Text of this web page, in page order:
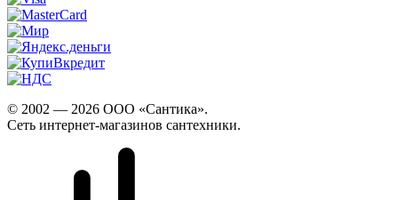
© 2002 — 2026 ООО «Сантика».
Сеть интернет-магазинов сантехники.